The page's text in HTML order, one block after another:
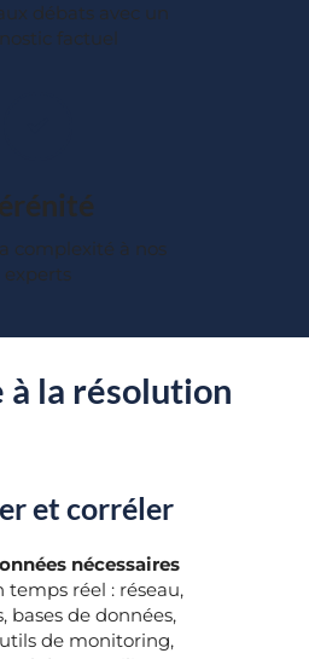
débats avec un
factuel
complexité à nos
experts
à la résolution
et corréler
nécessaires
temps réel : réseau,
bases de données,
de monitoring,